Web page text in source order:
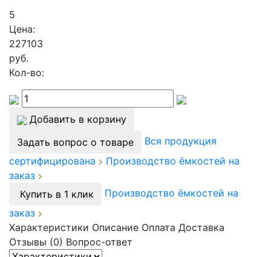
5
Цена:
227103
руб.
Кол-во:
Добавить в корзину
Задать вопрос о товаре
Вся продукция
сертифицирована
Производство ёмкостей на
заказ
Купить в 1 клик
Производство ёмкостей на
заказ
Характеристики Описание Оплата Доставка
Отзывы (0) Вопрос-ответ